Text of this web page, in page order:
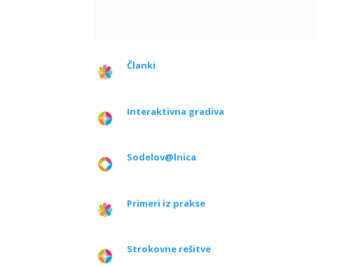
Članki
Interaktivna gradiva
Sodelov@lnica
Primeri iz prakse
Strokovne rešitve